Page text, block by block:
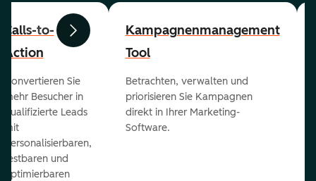
ZurückWeiter
Calls-to-
Action
Konvertieren Sie
mehr Besucher in
qualifizierte Leads
mit
personalisierbaren,
testbaren und
optimierbaren
Kampagnenmanagement
Tool
Betrachten, verwalten und
priorisieren Sie Kampagnen
direkt in Ihrer Marketing-
Software.